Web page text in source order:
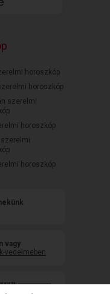
horoszkóp
horoszkóp
szerelmi
horoszkóp
szerelmi
horoszkóp
vagy
vedelmeben